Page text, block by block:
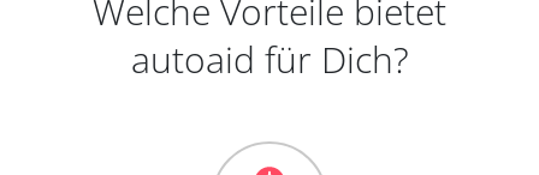
Welche Vorteile bietet
autoaid für Dich?